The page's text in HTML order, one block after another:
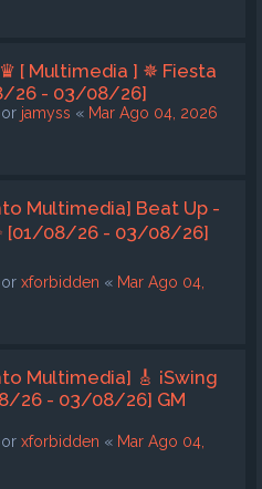
♛ [ Multimedia ] ✵ Fiesta
26 - 03/08/26]
jamyss « Mar Ago 04, 2026
Multimedia] Beat Up -
[01/08/26 - 03/08/26]
xforbidden « Mar Ago 04,
Multimedia] 🎸 ¡Swing
26 - 03/08/26] GM
xforbidden « Mar Ago 04,